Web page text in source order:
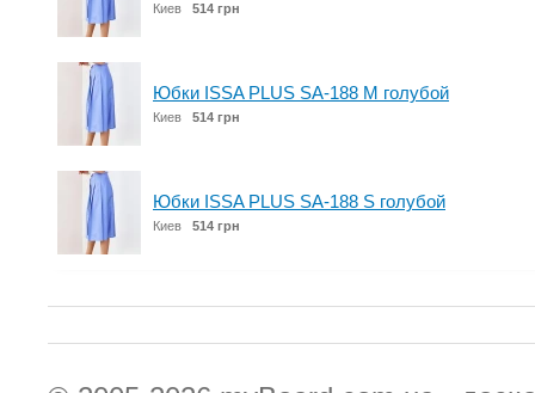
Киев 514 грн
Юбки ISSA PLUS SA-188 M голубой
Киев 514 грн
Юбки ISSA PLUS SA-188 S голубой
Киев 514 грн